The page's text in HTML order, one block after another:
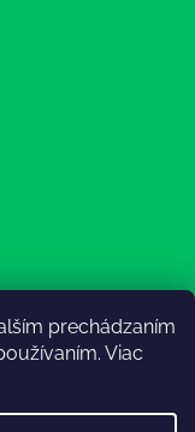
prechádzaním
Viac